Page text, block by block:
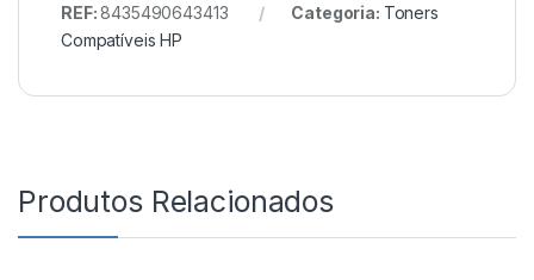
REF:8435490643413 Categoria: Toners
Compatíveis HP
Produtos Relacionados